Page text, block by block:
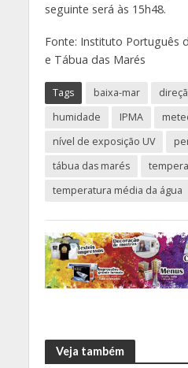
seguinte será às 15h48.
Fonte: Instituto Português
e Tábua das Marés
Tags baixa-mar
humidade
IPMA
nível de exposição UV
tábua das marés
temperatura média da água
Veja também